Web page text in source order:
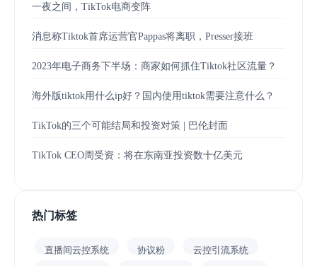
一夜之间，TikTok电商变阵
消息称Tiktok首席运营官Pappas将离职，Presser接班
2023年电子商务下半场：商家如何抓住Tiktok社区流量？
海外版tiktok用什么ip好？国内使用tiktok需要注意什么？
TikTok的三个可能结局和投资对策 | 巴伦封面
TikTok CEO周受资：将在东南亚投资数十亿美元
热门标签
直播间云控系统 协议粉 云控引流系统